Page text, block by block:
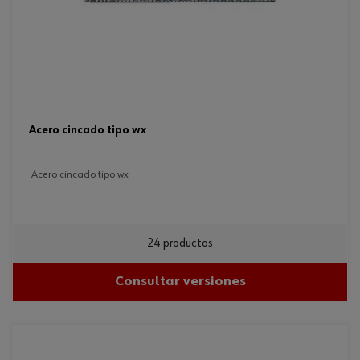
acero cincado tipo wx
acero cincado tipo wx
24 productos
Consultar versiones